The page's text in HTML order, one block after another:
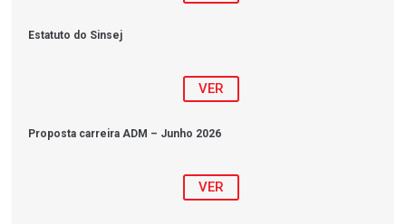
Estatuto do Sinsej
VER
Proposta carreira ADM – Junho 2026
VER